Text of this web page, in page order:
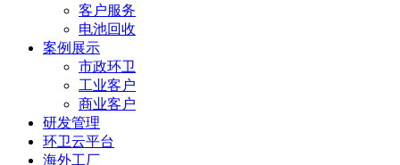
客户服务
电池回收
案例展示
市政环卫
工业客户
商业客户
研发管理
环卫云平台
海外工厂